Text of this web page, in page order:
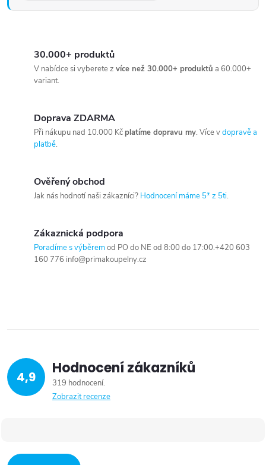
30.000+ produktů
V nabídce si vyberete z více než 30.000+ produktů a 60.000+
variant.
Doprava ZDARMA
Při nákupu nad 10.000 Kčplatíme dopravu my. Více vdopravě a
platbě.
Ověřený obchod
Jak nás hodnotí naši zákazníci? Hodnocení máme 5* z 5ti.
Zákaznická podpora
Poradíme s výběremod PO do NE od 8:00 do 17:00.+420 603
160 776 info@primakoupelny.cz
4,9 Hodnocení zákazníků
319 hodnocení
Zobrazit recenze